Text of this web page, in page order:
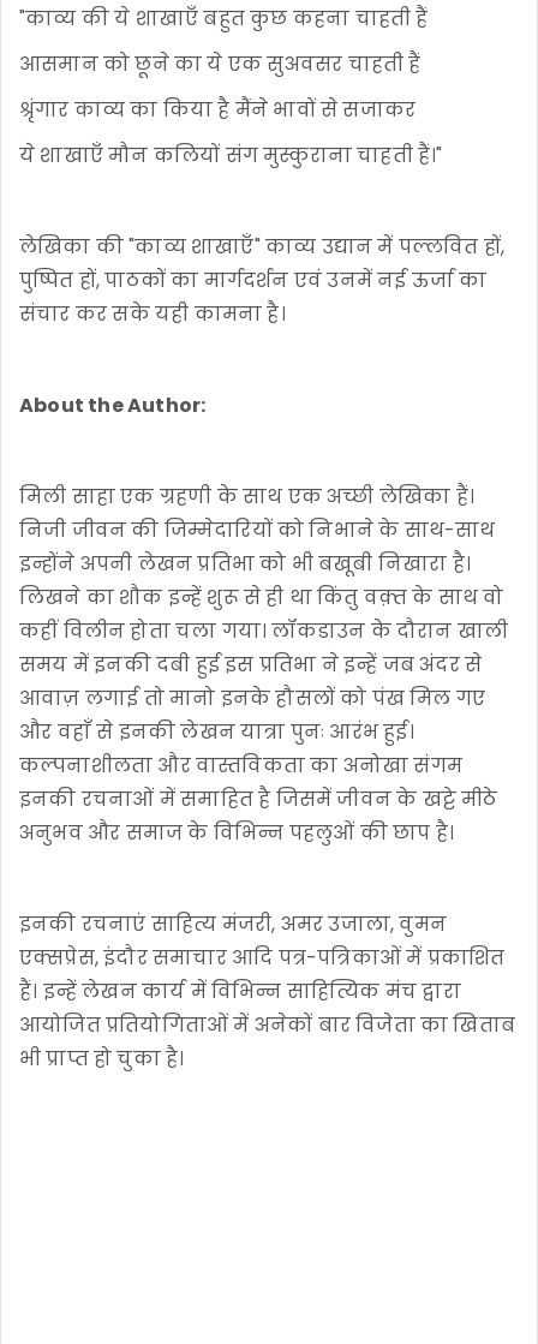
"काव्य की ये शाखाएँ बहुत कुछ कहना चाहती हैं
आसमान को छूने का ये एक सुअवसर चाहती हैं
श्रृंगार काव्य का किया है मैंने भावों से सजाकर
ये शाखाएँ मौन कलियों संग मुस्कुराना चाहती हैं।"
लेखिका की "काव्य शाखाएँ" काव्य उद्यान में पल्लवित हों,
पुष्पित हों, पाठकों का मार्गदर्शन एवं उनमें नई ऊर्जा का
संचार कर सके यही कामना है।
About the Author:
मिली साहा एक ग्रहणी के साथ एक अच्छी लेखिका हैं।
निजी जीवन की जिम्मेदारियों को निभाने के साथ-साथ
इन्होंने अपनी लेखन प्रतिभा को भी बखूबी निखारा है।
लिखने का शौक इन्हें शुरू से ही था किंतु वक़्त के साथ वो
कहीं विलीन होता चला गया। लॉकडाउन के दौरान खाली
समय में इनकी दबी हुई इस प्रतिभा ने इन्हें जब अंदर से
आवाज़ लगाई तो मानो इनके हौसलों को पंख मिल गए
और वहाँ से इनकी लेखन यात्रा पुनः आरंभ हुई।
कल्पनाशीलता और वास्तविकता का अनोखा संगम
इनकी रचनाओं में समाहित है जिसमें जीवन के खट्टे मीठे
अनुभव और समाज के विभिन्न पहलुओं की छाप है।
इनकी रचनाएं साहित्य मंजरी, अमर उजाला, वुमन
एक्सप्रेस, इंदौर समाचार आदि पत्र-पत्रिकाओं में प्रकाशित
हैं। इन्हें लेखन कार्य में विभिन्न साहित्यिक मंच द्वारा
आयोजित प्रतियोगिताओं में अनेकों बार विजेता का खिताब
भी प्राप्त हो चुका है।